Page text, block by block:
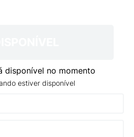
disponível no momento
estiver disponível